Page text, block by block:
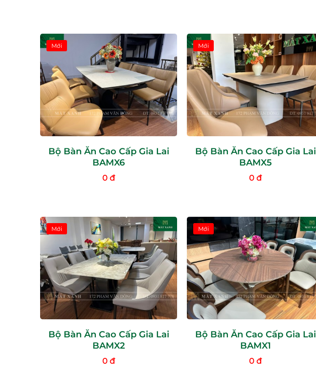
Mới
Bộ Bàn Ăn Cao Cấp Gia Lai
BAMX6
0 đ
Mới
Bộ Bàn Ăn Cao Cấp Gia Lai
BAMX5
0 đ
Mới
Bộ Bàn Ăn Cao Cấp Gia Lai
BAMX2
0 đ
Mới
Bộ Bàn Ăn Cao Cấp Gia Lai
BAMX1
0 đ